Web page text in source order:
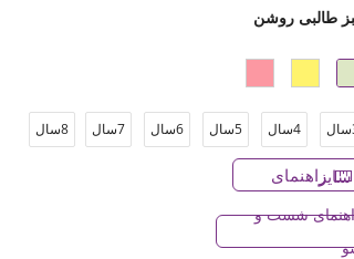
طالبی روشن
4سال 5سال 6سال 7سال 8سال
راهنمای سایز
شست و